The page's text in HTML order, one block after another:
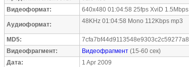
Видеоформат:
640x480 01:04:58 25fps XviD 1.5Mbps
Аудиоформат: 48KHz 01:04:58 Mono 112Kbps mp3
MD5:
7cfa7bf44d9113548e9303c2c59277a8
Видеофрагмент:
Видеофрагмент (15-60 сек)
Дата:
1 Apr 2009